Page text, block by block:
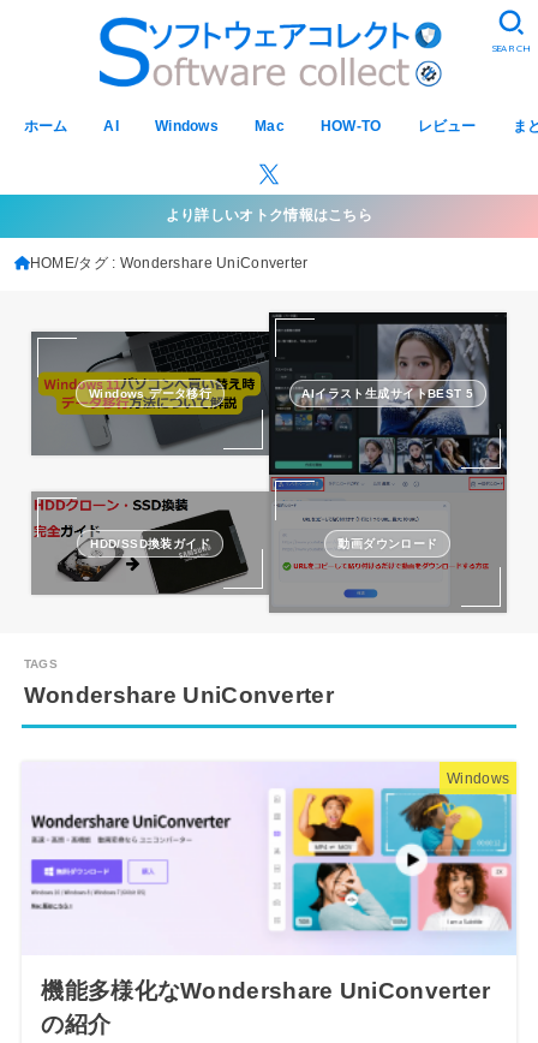
ホーム AI Windows Mac HOW-TO レビュー ま
SEARCH
より詳しいオトク情報はこちら
HOME タグ : Wondershare UniConverter
Windows データ移行 AIイラスト生成サイトBEST 5
HDD/SSD換装ガイド 動画ダウンロード
Wondershare UniConverter
Windows
機能多様化なWondershare UniConverter
の紹介